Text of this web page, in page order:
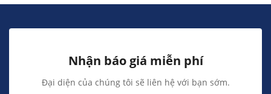
Nhận báo giá miễn phí
Đại diện của chúng tôi sẽ liên hệ với bạn sớm.